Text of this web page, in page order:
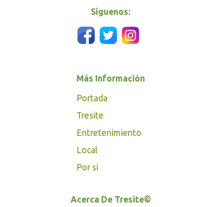
Síguenos:
Más Información
Portada
Tresite
Entretenimiento
Local
Por si
Acerca De Tresite©